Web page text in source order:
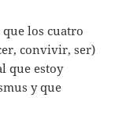
los cuatro
convivir, ser)
que estoy
y que